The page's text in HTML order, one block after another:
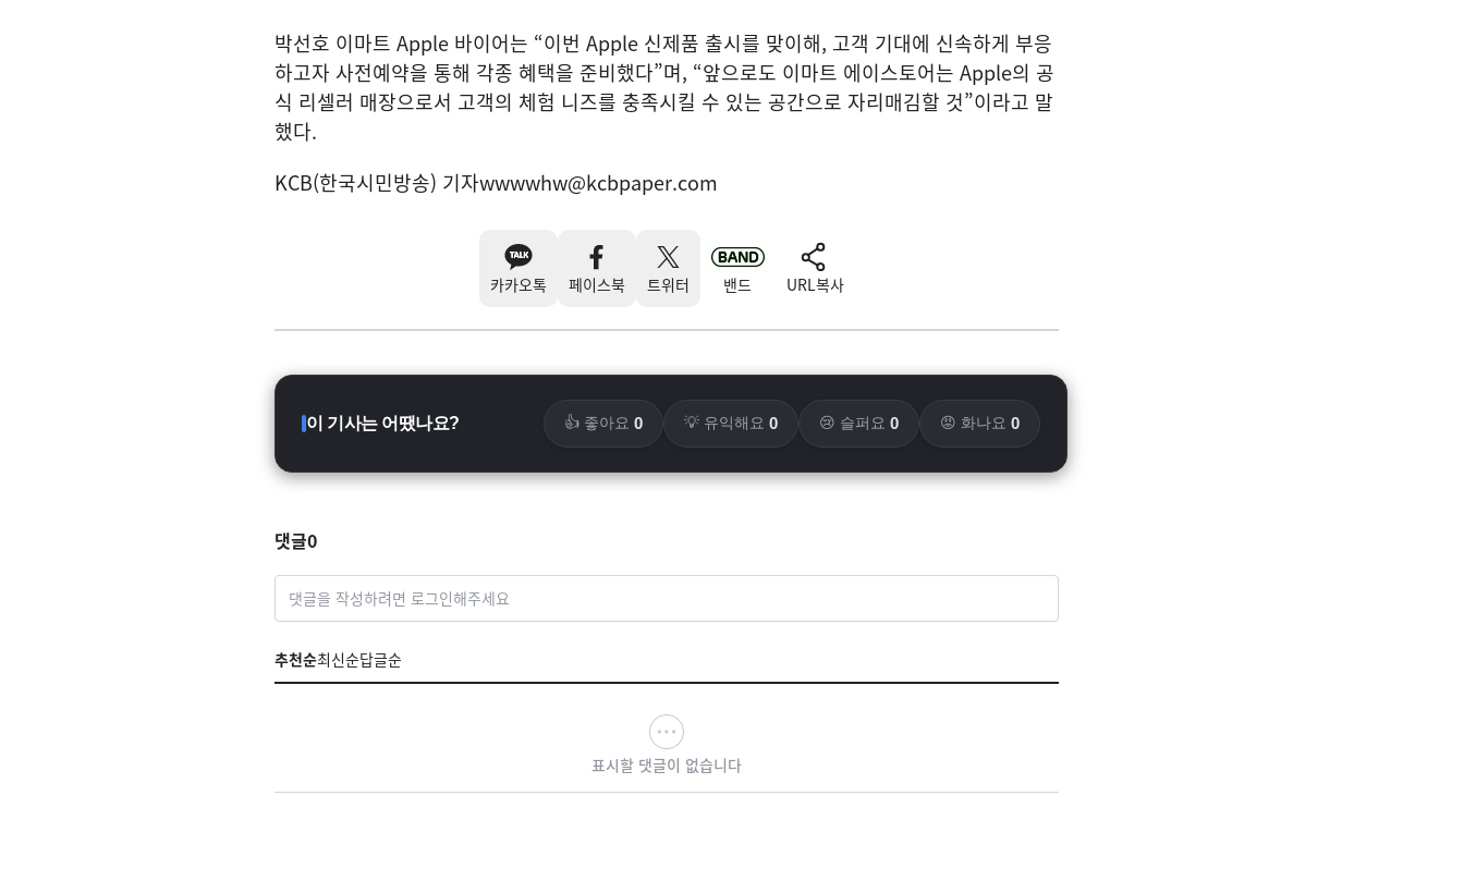
박선호 이마트 Apple 바이어는 “이번 Apple 신제품 출시를 맞이해, 고객 기대에 신속하게 부응
하고자 사전예약을 통해 각종 혜택을 준비했다”며, “앞으로도 이마트 에이스토어는 Apple의 공
식 리셀러 매장으로서 고객의 체험 니즈를 충족시킬 수 있는 공간으로 자리매김할 것”이라고 말
했다.
KCB(한국시민방송) 기자wwwwhw@kcbpaper.com
카카오톡 페이스북 트위터 밴드 URL복사
이 기사는 어땠나요? 👍 좋아요 0 💡 유익해요 0 😢 슬퍼요 0 😡 화나요 0
댓글0
댓글을 작성하려면 로그인해주세요
추천순최신순답글순
표시할 댓글이 없습니다